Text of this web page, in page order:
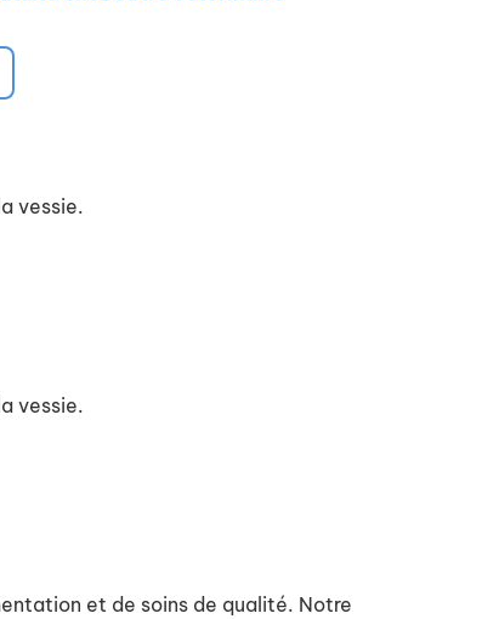
vessie.
vessie.
et de soins de qualité. Notre